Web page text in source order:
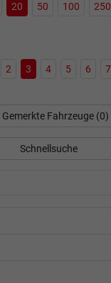
20 50 100 250
2 3 4 5 6 7
Gemerkte Fahrzeuge (0)
Schnellsuche